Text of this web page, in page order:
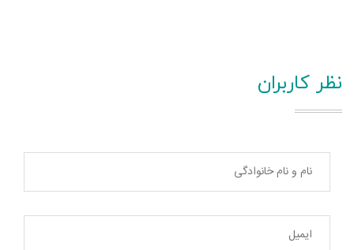
نظر کاربران